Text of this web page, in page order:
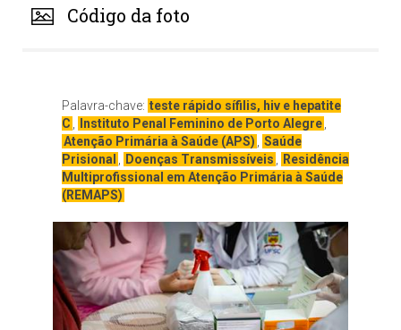
Código da foto
Palavra-chave: teste rápido sífilis, hiv e hepatite
C
Instituto Penal Feminino de Porto Alegre
Atenção Primária à Saúde (APS)
Saúde
Prisional
Doenças Transmissíveis
Residência
Multiprofissional em Atenção Primária à Saúde
(REMAPS)